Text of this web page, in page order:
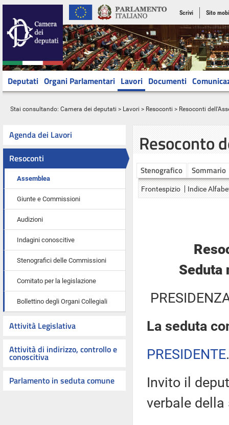
Scrivi Sito
Deputati Organi Parlamentari Lavori Documenti
Stai consultando: Camera dei deputati > Lavori > Resoconti > Resoconti
Agenda dei Lavori
Resoconti
Assemblea
Giunte e Commissioni
Audizioni
Indagini conoscitive
Stenografici delle Commissioni
Comitato per la legislazione
Bollettino degli Organi Collegiali
Attività Legislativa
Attività di indirizzo, controllo e
conoscitiva
Parlamento in seduta comune
Resoconto
Stenografico Sommario
Frontespizio Indice
Seduta
La seduta
PRESIDENTE
Invito il
verbale della